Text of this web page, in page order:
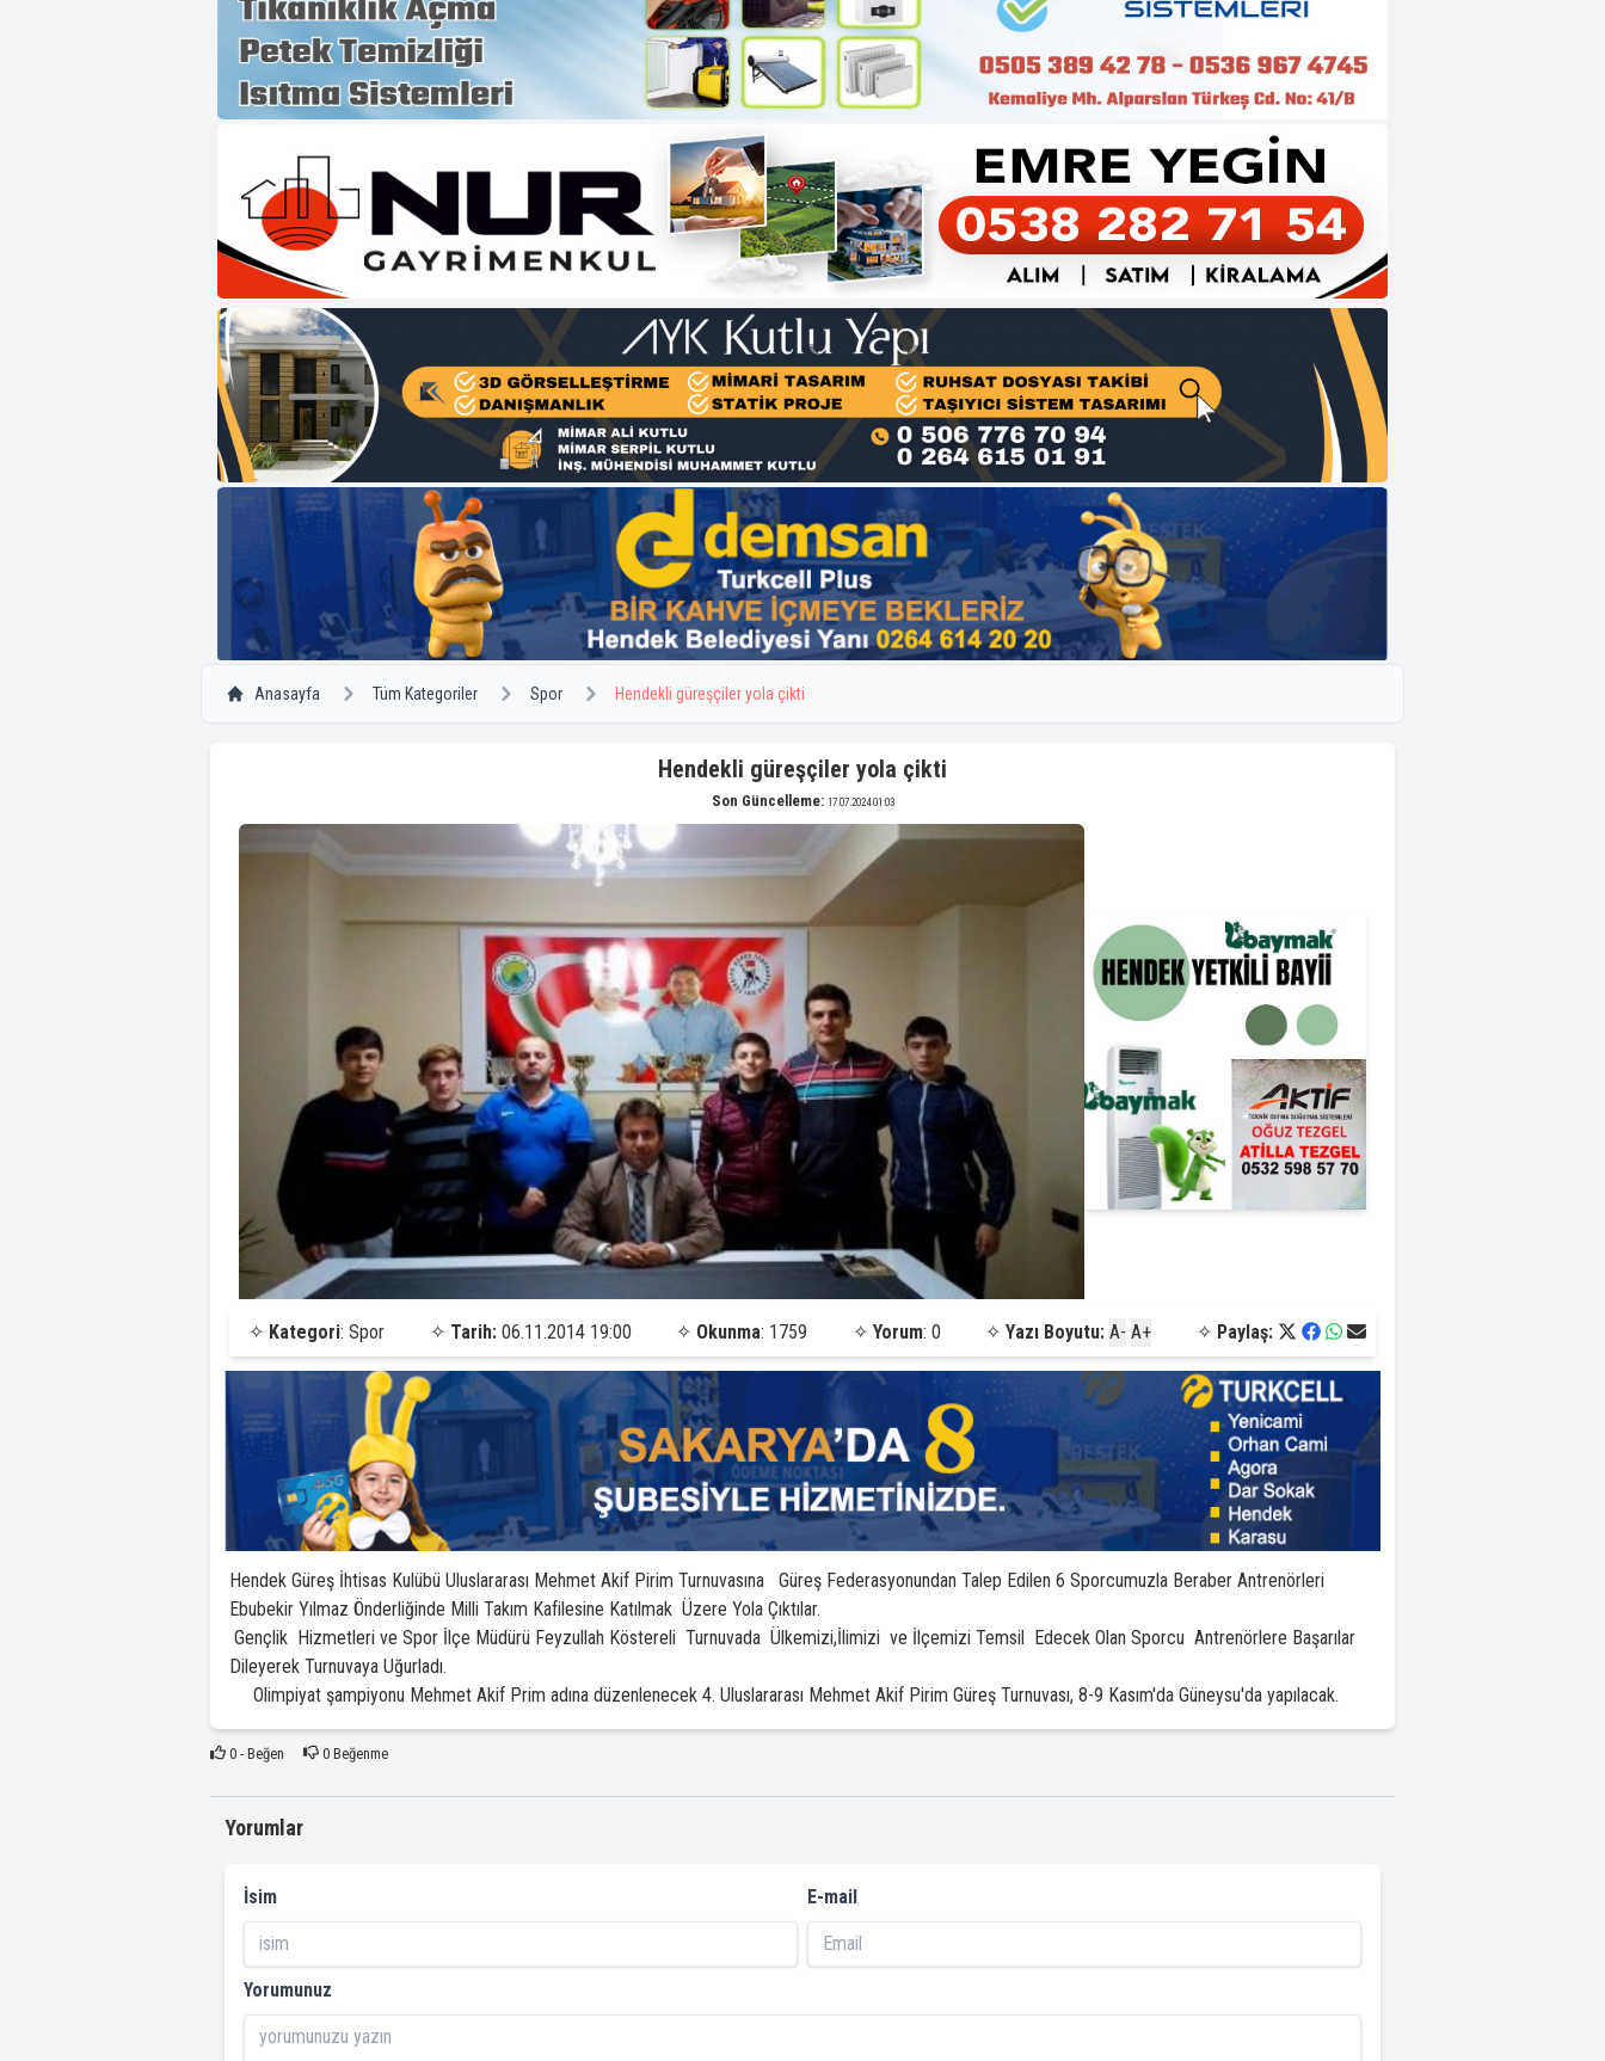
Anasayfa Tüm Kategoriler Spor Hendekli güreşçiler yola çikti
Hendekli güreşçiler yola çikti
Son Güncelleme: 17.07.2024 01:03
✧ Kategori: Spor ✧ Tarih: 06.11.2014 19:00 ✧ Okunma: 1759 ✧ Yorum: 0 ✧Yazı Boyutu: A- A+ ✧ Paylaş:
Hendek Güreş İhtisas Kulübü Uluslararası Mehmet Akif Pirim Turnuvasına Güreş Federasyonundan Talep Edilen 6 Sporcumuzla Beraber Antrenörleri
Ebubekir Yılmaz Önderliğinde Milli Takım Kafilesine Katılmak Üzere Yola Çıktılar.
Gençlik Hizmetleri ve Spor İlçe Müdürü Feyzullah Köstereli Turnuvada Ülkemizi,İlimizi ve İlçemizi Temsil Edecek Olan Sporcu Antrenörlere Başarılar
Dileyerek Turnuvaya Uğurladı.
Olimpiyat şampiyonu Mehmet Akif Prim adına düzenlenecek 4. Uluslararası Mehmet Akif Pirim Güreş Turnuvası, 8-9 Kasım'da Güneysu'da yapılacak.
0- Beğen 0Beğenme
Yorumlar
İsim E-mail
Yorumunuz